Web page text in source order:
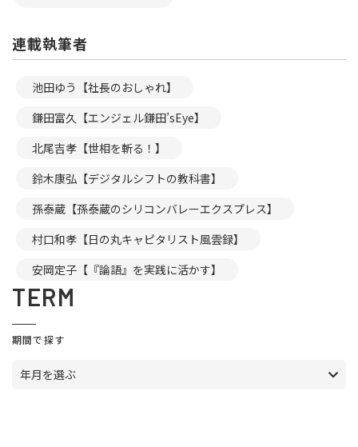
連載執筆者
池田ゆう【社長のおしゃれ】
鎌田富久【エンジェル鎌田’sEye】
北尾吉孝【世相を斬る！】
鈴木康弘【デジタルシフトの教科書】
孫泰蔵【孫泰蔵のシリコンバレーエクスプレス】
村口和孝【日の丸キャピタリスト風雲録】
安岡定子【『論語』を実践に活かす】
TERM
期間で探す
年月を選ぶ